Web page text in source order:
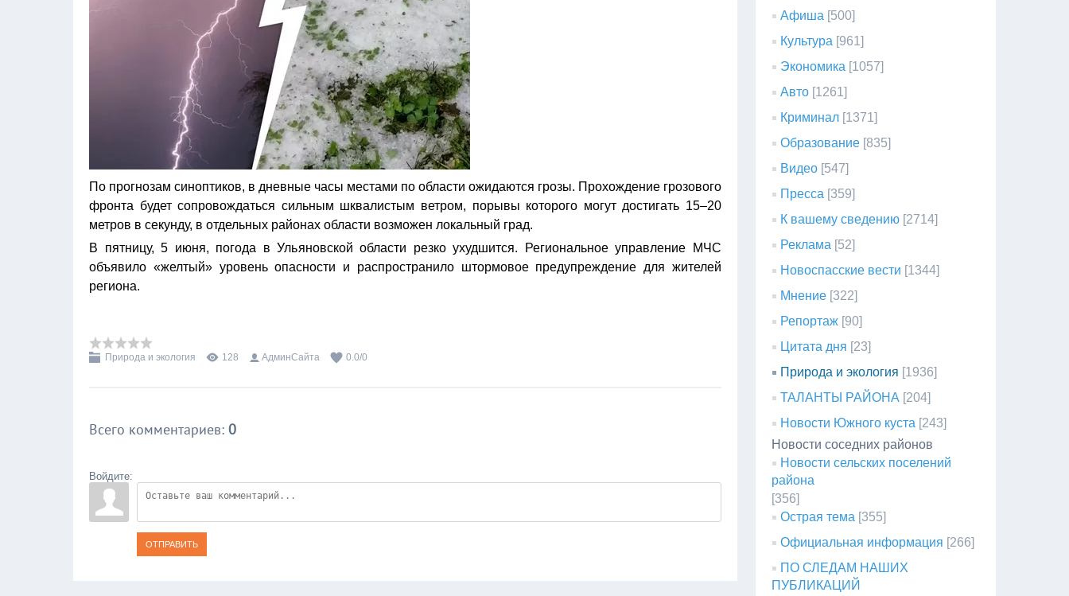
По прогнозам синоптиков, в дневные часы местами по области ожидаются грозы. Прохождение грозового
фронта будет сопровождаться сильным шквалистым ветром, порывы которого могут достигать 15–20
метров в секунду, в отдельных районах области возможен локальный град.
В пятницу, 5 июня, погода в Ульяновской области резко ухудшится. Региональное управление МЧС
объявило «желтый» уровень опасности и распространило штормовое предупреждение для жителей
региона.
Природа и экология 128 АдминСайта 0.0/0
Всего комментариев: 0
Войдите:
ОТПРАВИТЬ
Афиша [500]
Культура [961]
Экономика [1057]
Авто [1261]
Криминал [1371]
Образование [835]
Видео [547]
Пресса [359]
К вашему сведению [2714]
Реклама [52]
Новоспасские вести [1344]
Мнение [322]
Репортаж [90]
Цитата дня [23]
Природа и экология [1936]
ТАЛАНТЫ РАЙОНА [204]
Новости Южного куста [243]
Новости соседних районов
Новости сельских поселений
района
[356]
Острая тема [355]
Официальная информация [266]
ПО СЛЕДАМ НАШИХ
ПУБЛИКАЦИЙ